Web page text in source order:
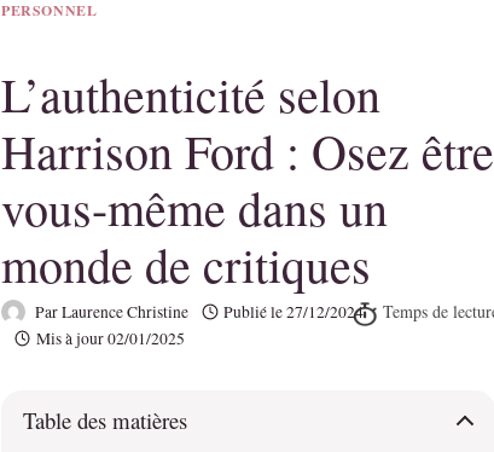
PERSONNEL
L’authenticité selon
Harrison Ford : Osez être
vous-même dans un
monde de critiques
ParLaurence Christine Publié le27/12/2024
Mis à jour02/01/2025
Table des matières